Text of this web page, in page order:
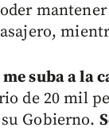
suba a la
de 20 mil
Gobierno.